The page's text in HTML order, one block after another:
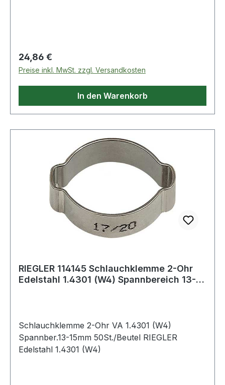
Regulärer Preis:
24,86 €
Preise inkl. MwSt. zzgl. Versandkosten
In den Warenkorb
RIEGLER 114145 Schlauchklemme 2-Ohr
Edelstahl 1.4301 (W4) Spannbereich 13-15
Schlauchklemme 2-Ohr VA 1.4301 (W4)
Spannber.13-15mm 50St./Beutel RIEGLER
Edelstahl 1.4301 (W4)